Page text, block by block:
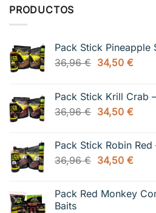
PRODUCTOS
Pack Stick Pineapple
36,96€ El
era:
36,96 €.
34,50 €El
es:
Pack Stick Krill Crab
36,96€ El
era:
36,96 €.
34,50 €El
es:
Pack Stick Robin Red
36,96€ El
era:
34,50 €El
es:
Pack Red Monkey
Baits